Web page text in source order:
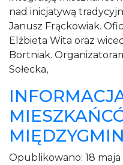
nad inicjatywą
Janusz Frąckowiak.
Elżbieta Wita oraz
Bortniak.
Sołecka,
Opublikowano: 18